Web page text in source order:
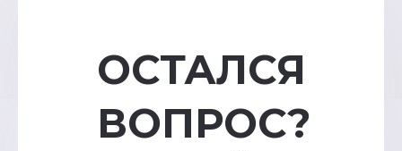
ОСТАЛСЯ
ВОПРОС?